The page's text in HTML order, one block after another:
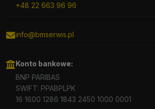
+48 22 663 96 96
info@bmserwis.pl
Konto bankowe:
BNP PARIBAS
SWIFT: PPABPLPK
16 1600 1286 1843 2450 1000 0001